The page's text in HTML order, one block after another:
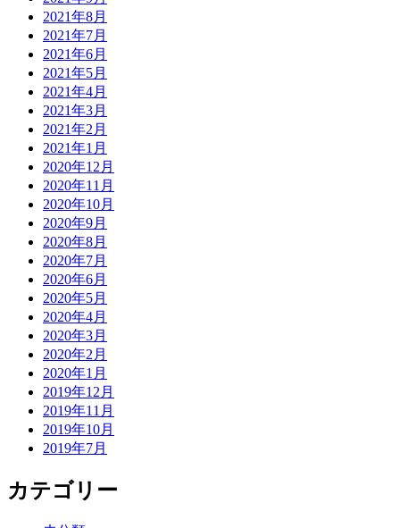
2021年8月
2021年7月
2021年6月
2021年5月
2021年4月
2021年3月
2021年2月
2021年1月
2020年12月
2020年11月
2020年10月
2020年9月
2020年8月
2020年7月
2020年6月
2020年5月
2020年4月
2020年3月
2020年2月
2020年1月
2019年12月
2019年11月
2019年10月
2019年7月
カテゴリー